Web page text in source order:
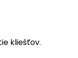
kliešťov.